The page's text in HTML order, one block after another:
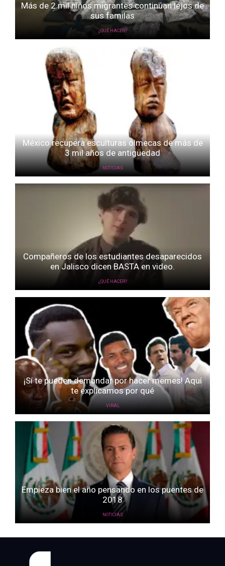
Más de 2 mil niños migrantes continúan lejos de
sus familas
¿QUÉ HACER?
México recupera esculturas olmecas de más de
3 mil años de antigüedad
NOTICIAS
Compañeros de los estudiantes desaparecidos
en Jalisco dicen BASTA en video.
¿QUÉ HACER?
¡Sí te pueden demandar por hacer memes! Aquí
te explicamos por qué
VIRAL
Empieza bien el año pensando en los puentes de
2018
NOTICIAS